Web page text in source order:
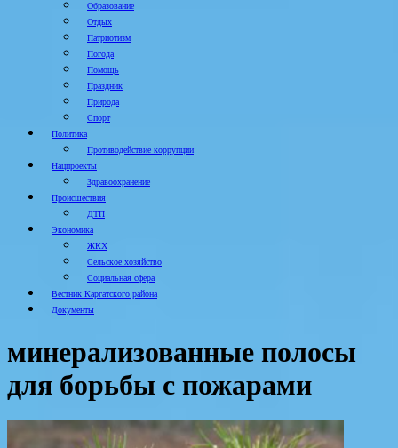
Образование
Отдых
Патриотизм
Погода
Помощь
Праздник
Природа
Спорт
Политика
Противодействие коррупции
Нацпроекты
Здравоохранение
Происшествия
ДТП
Экономика
ЖКХ
Сельское хозяйство
Социальная сфера
Вестник Каргатского района
Документы
минерализованные полосы
для борьбы с пожарами